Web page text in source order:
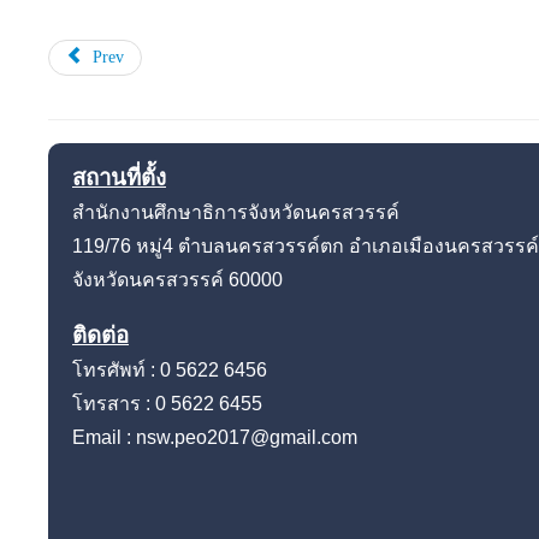
Prev
สถานที่ตั้ง
สำนักงานศึกษาธิการจังหวัดนครสวรรค์
119/76 หมู่4 ตำบลนครสวรรค์ตก อำเภอเมืองนครสวรรค์
จังหวัดนครสวรรค์ 60000
ติดต่อ
โทรศัพท์ : 0 5622 6456
โทรสาร : 0 5622 6455
Email : nsw.peo2017@gmail.com